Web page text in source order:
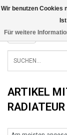
MENU
ARTIKEL
Wir benutzen Cookies
Für weitere